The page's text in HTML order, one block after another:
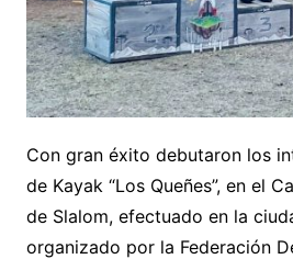
Con gran éxito debutaron los
de Kayak “Los Queñes”, en el
de Slalom, efectuado en la
organizado por la Federación